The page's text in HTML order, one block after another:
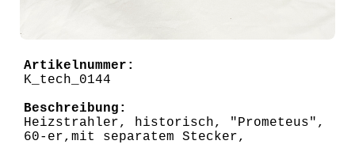
Artikelnummer:
K_tech_0144
Beschreibung:
Heizstrahler, historisch, "Prometeus",
60-er,mit separatem Stecker,